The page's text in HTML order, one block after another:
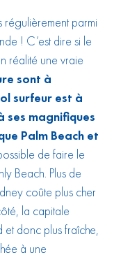
régulièrement parmi
! C’est dire si le
réalité une vraie
sont à
surfeur est à
ses magnifiques
Palm Beach et
de faire le
Beach. Plus de
coûte plus cher
la capitale
et donc plus fraîche,
à une